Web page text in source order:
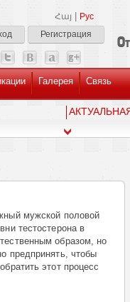
Հայ
Рус
Регистрация
Галерея Связь
мужской половой
тестостерона в
образом, но
предпринять, чтобы
этот процесс